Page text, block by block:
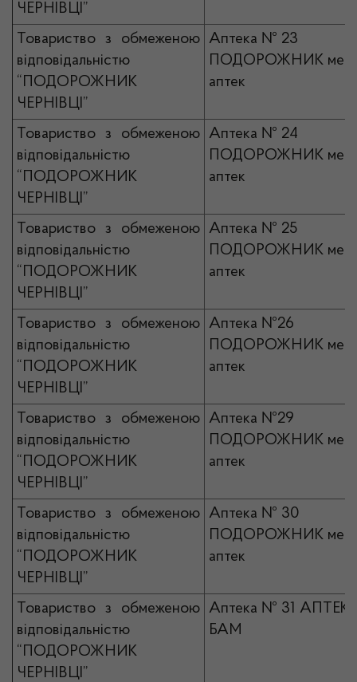
ЧЕРНІВЦІ”
Товариство з обмеженою
відповідальністю
“ПОДОРОЖНИК
ЧЕРНІВЦІ”
Аптека № 23
ПОДОРОЖНИК
аптек
Товариство з обмеженою
відповідальністю
“ПОДОРОЖНИК
ЧЕРНІВЦІ”
Аптека № 24
ПОДОРОЖНИК
аптек
Товариство з обмеженою
відповідальністю
“ПОДОРОЖНИК
ЧЕРНІВЦІ”
Аптека № 25
ПОДОРОЖНИК
аптек
Товариство з обмеженою
відповідальністю
“ПОДОРОЖНИК
ЧЕРНІВЦІ”
Аптека №26
ПОДОРОЖНИК
аптек
Товариство з обмеженою
відповідальністю
“ПОДОРОЖНИК
ЧЕРНІВЦІ”
Аптека №29
ПОДОРОЖНИК
аптек
Товариство з обмеженою
відповідальністю
“ПОДОРОЖНИК
ЧЕРНІВЦІ”
Аптека № 30
ПОДОРОЖНИК
аптек
Товариство з обмеженою
відповідальністю
“ПОДОРОЖНИК
ЧЕРНІВЦІ”
Аптека № 31
БАМ